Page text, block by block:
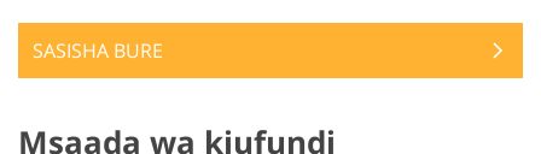
SASISHA BURE
Msaada wa kiufundi